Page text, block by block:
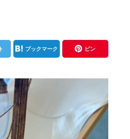
ブックマーク ピン